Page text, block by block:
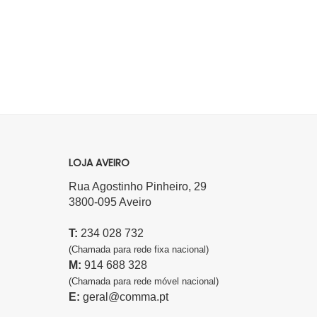
LOJA AVEIRO
Rua Agostinho Pinheiro, 29
3800-095 Aveiro
T: 234 028 732
(Chamada para rede fixa nacional)
M: 914 688 328
(Chamada para rede móvel nacional)
E: geral@comma.pt